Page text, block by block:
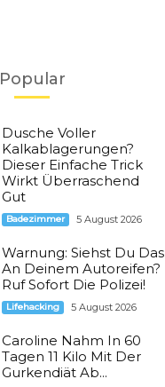
Popular
Dusche Voller
Kalkablagerungen?
Dieser Einfache Trick
Wirkt Überraschend
Gut
Badezimmer 5 August 2026
Warnung: Siehst Du Das
An Deinem Autoreifen?
Ruf Sofort Die Polizei!
Lifehacking 5 August 2026
Caroline Nahm In 60
Tagen 11 Kilo Mit Der
Gurkendiät Ab...